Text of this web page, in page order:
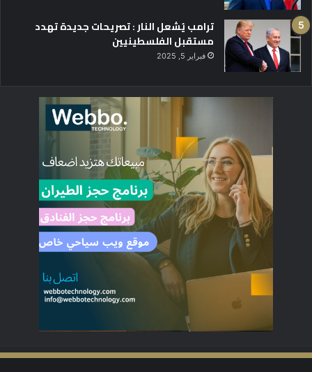
ترامب يُشعل النار : تصريحات جديدة تهدد
مستقبل الفلسطينيين
فبراير 5, 2025